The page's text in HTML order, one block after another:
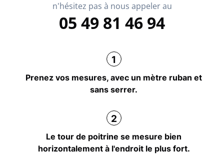
n'hésitez pas à nous appeler au
05 49 81 46 94
Prenez vos mesures, avec un mètre ruban et
sans serrer.
Le tour de poitrine se mesure bien
horizontalement à l'endroit le plus fort.